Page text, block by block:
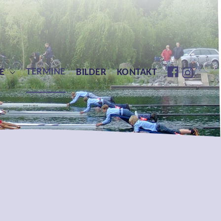
TERMINE BILDER KONTAKT